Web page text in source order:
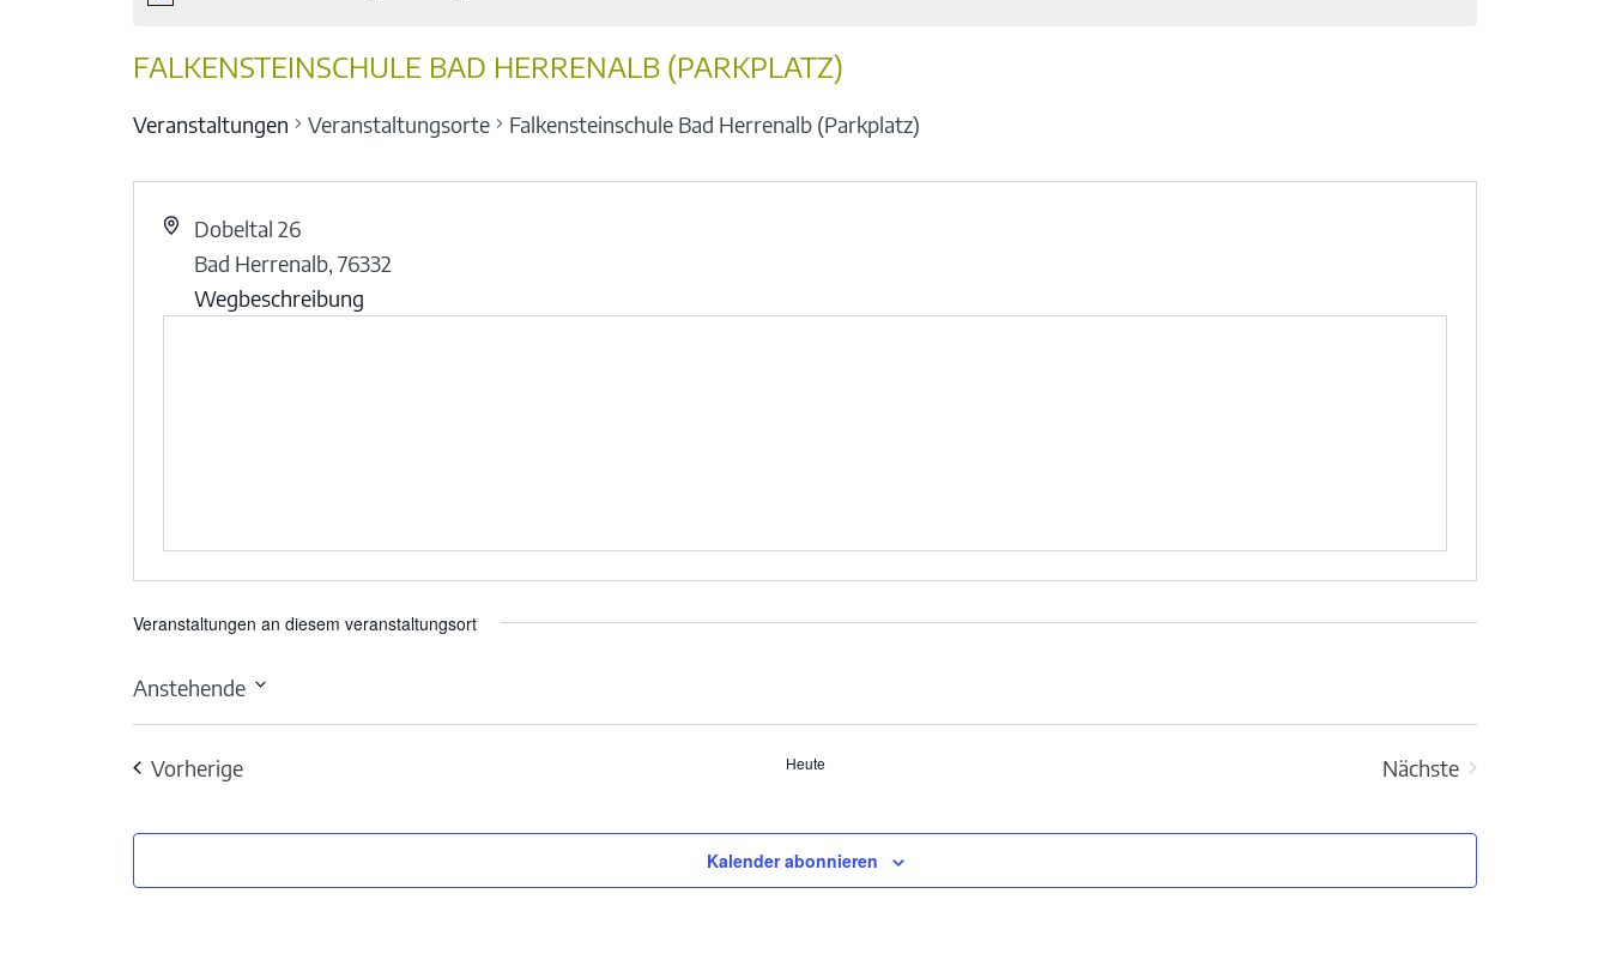
FALKENSTEINSCHULE BAD HERRENALB (PARKPLATZ)
Veranstaltungen Veranstaltungsorte Falkensteinschule Bad Herrenalb (Parkplatz)
Dobeltal 26
Bad Herrenalb 76332
Wegbeschreibung
Veranstaltungen an diesem veranstaltungsort
Anstehende
Datum
VorherigeVeranstaltungen Heute
Nächste
Kalender abonnieren